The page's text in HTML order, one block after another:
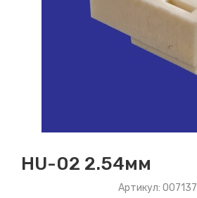
HU-02 2.54мм
Артикул: 007137